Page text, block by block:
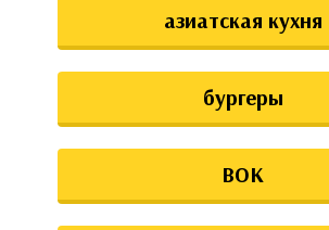
азиатская кухня
бургеры
ВОК